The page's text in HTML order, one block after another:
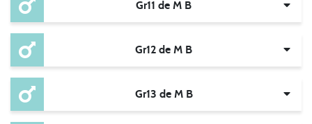
Gr11 de M B
Gr12 de M B
Gr13 de M B